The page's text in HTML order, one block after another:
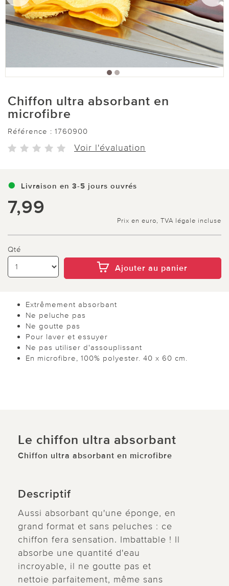
Chiffon ultra absorbant en
microfibre
Référence : 1760900
Voir l'évaluation
Livraison en 3-5 jours ouvrés
7,99
Prix en euro, TVA légale incluse
Qté
Ajouter au panier
Extrêmement absorbant
Ne peluche pas
Ne goutte pas
Pour laver et essuyer
Ne pas utiliser d'assouplissant
En microfibre, 100% polyester. 40 x 60 cm.
Le chiffon ultra absorbant
Chiffon ultra absorbant en microfibre
Descriptif
Aussi absorbant qu'une éponge, en
grand format et sans peluches : ce
chiffon fera sensation. Imbattable ! Il
absorbe une quantité d'eau
incroyable, il ne goutte pas et
nettoie parfaitement, même sans